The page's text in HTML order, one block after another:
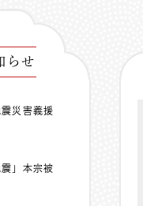
らせ
震災害義援
震」本宗被